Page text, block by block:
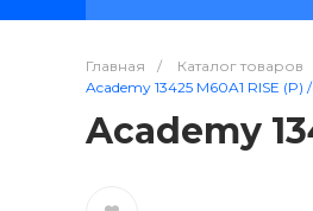
Главная / Каталог товаров
Academy 13425 M60A1 RISE
Academy